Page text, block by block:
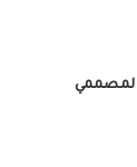
حزمة الأيقونات مجانية free icon لمصممي